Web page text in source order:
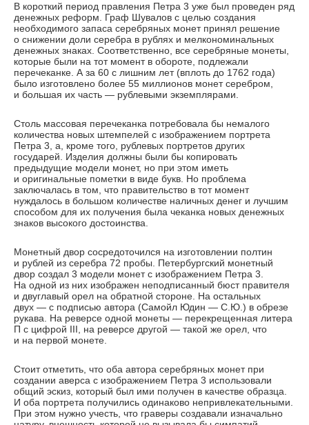
В короткий период правления Петра 3 уже был проведен ряд
денежных реформ. Граф Шувалов с целью создания
необходимого запаса серебряных монет принял решение
о снижении доли серебра в рублях и мелкономинальных
денежных знаках. Соответственно, все серебряные монеты,
которые были на тот момент в обороте, подлежали
перечеканке. А за 60 с лишним лет (вплоть до 1762 года)
было изготовлено более 55 миллионов монет серебром,
и большая их часть — рублевыми экземплярами.
Столь массовая перечеканка потребовала бы немалого
количества новых штемпелей с изображением портрета
Петра 3, а, кроме того, рублевых портретов других
государей. Изделия должны были бы копировать
предыдущие модели монет, но при этом иметь
и оригинальные пометки в виде букв. Но проблема
заключалась в том, что правительство в тот момент
нуждалось в большом количестве наличных денег и лучшим
способом для их получения была чеканка новых денежных
знаков высокого достоинства.
Монетный двор сосредоточился на изготовлении полтин
и рублей из серебра 72 пробы. Петербургский монетный
двор создал 3 модели монет с изображением Петра 3.
На одной из них изображен неподписанный бюст правителя
и двуглавый орел на обратной стороне. На остальных
двух — с подписью автора (Самойл Юдин — С.Ю.) в обрезе
рукава. На реверсе одной монеты — перекрещенная литера
П с цифрой III, на реверсе другой — такой же орел, что
и на первой монете.
Стоит отметить, что оба автора серебряных монет при
создании аверса с изображением Петра 3 использовали
общий эскиз, который был ими получен в качестве образца.
И оба портрета получились одинаково непривлекательными.
При этом нужно учесть, что граверы создавали изначально